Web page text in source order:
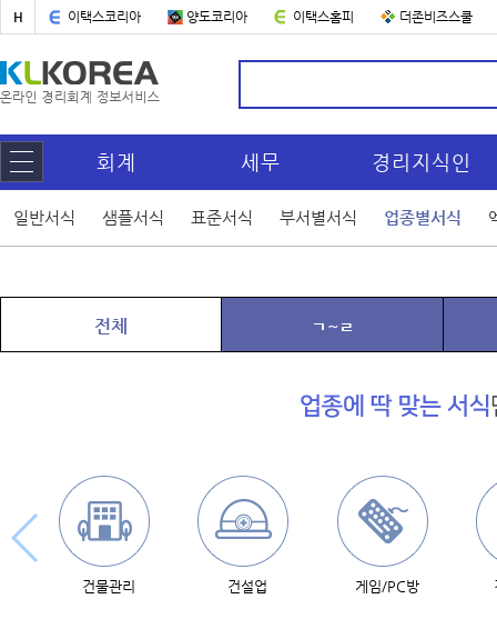
H 이택스코리아 양도코리아 이택스홈피 더존비즈스쿨
회계 세무 경리지식인
일반서식 샘플서식 표준서식 부서별서식 업종별서식
전체 ㄱ~ㄹ
건물관리 건설업 게임/PC방